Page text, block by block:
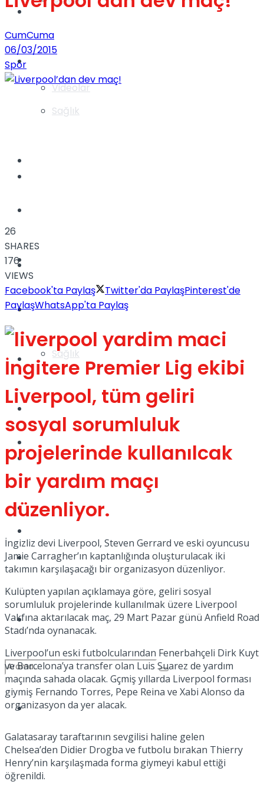
Videolar
Sağlık
TV
Dünya
Türkiye
Gündem
Sağlık
Türkiye
Müzik
Sinema
Tatil
Spor
Podcast
View All Result
CumCuma
06/03/2015
Spor
26
SHARES
176
VIEWS
Facebook'ta Paylaş
Twitter'da PaylaşPinterest'de
PaylaşWhatsApp'ta Paylaş
İngitere Premier Lig ekibi
Liverpool, tüm geliri
sosyal sorumluluk
projelerinde kullanılcak
bir yardım maçı
düzenliyor.
İngizliz devi Liverpool, Steven Gerrard ve eski oyuncusu
Jamie Carragher’ın kaptanlığında oluşturulacak iki
takımın karşılaşacağı bir organizasyon düzenliyor.
Kulüpten yapılan açıklamaya göre, geliri sosyal
sorumluluk projelerinde kullanılmak üzere Liverpool
Vakfına aktarılacak maç, 29 Mart Pazar günü Anfield Road
Stadı’nda oynanacak.
Liverpool’un eski futbolcularından Fenerbahçeli Dirk Kuyt
ve Barcelona’ya transfer olan Luis Suarez de yardım
maçında sahada olacak. Gçmiş yıllarda Liverpool forması
giymiş Fernando Torres, Pepe Reina ve Xabi Alonso da
organizasyon da yer alacak.
Galatasaray taraftarının sevgilisi haline gelen
Chelsea’den Didier Drogba ve futbolu bırakan Thierry
Henry’nin karşılaşmada forma giymeyi kabul ettiği
öğrenildi.